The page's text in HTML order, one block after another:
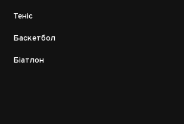
Теніс
Баскетбол
Біатлон